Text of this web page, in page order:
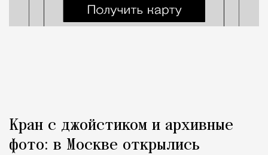
Кран с джойстиком и архивные
фото: в Москве открылись